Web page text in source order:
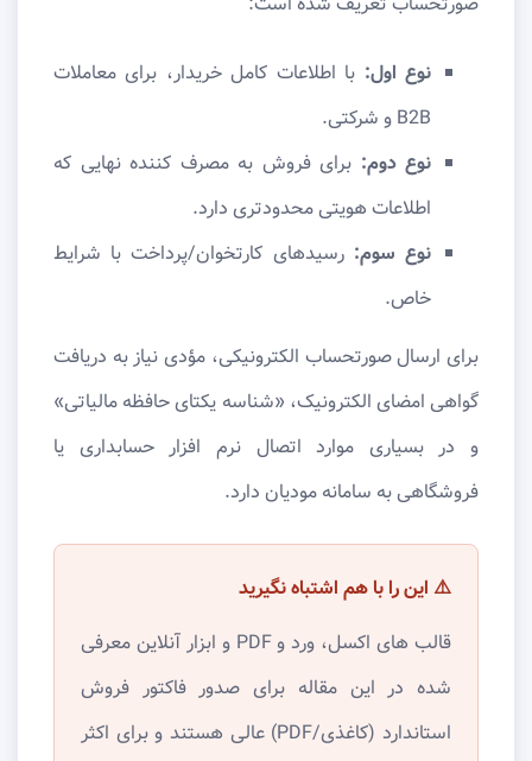
نوع اول: با اطلاعات کامل خریدار، برای معاملات
B2B و شرکتی.
نوع دوم: برای فروش به مصرف کننده نهایی که
اطلاعات هویتی محدودتری دارد.
نوع سوم: رسیدهای کارتخوان/پرداخت با شرایط
خاص.
برای ارسال صورتحساب الکترونیکی، مؤدی نیاز به دریافت
گواهی امضای الکترونیک، «شناسه یکتای حافظه مالیاتی»
و در بسیاری موارد اتصال نرم افزار حسابداری یا
فروشگاهی به سامانه مودیان دارد.
⚠️ این را با هم اشتباه نگیرید
قالب های اکسل، ورد و PDF و ابزار آنلاین معرفی
شده در این مقاله برای صدور فاکتور فروش
استاندارد (کاغذی/PDF) عالی هستند و برای اکثر